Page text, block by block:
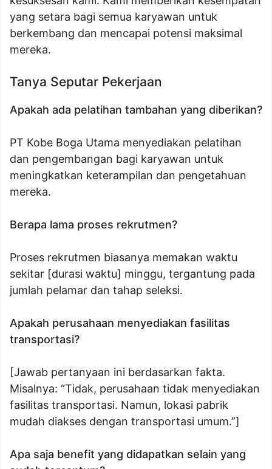
yang setara bagi semua karyawan untuk
berkembang dan mencapai potensi maksimal
mereka.
Tanya Seputar Pekerjaan
Apakah ada pelatihan tambahan yang diberikan?
PT Kobe Boga Utama menyediakan pelatihan
dan pengembangan bagi karyawan untuk
meningkatkan keterampilan dan pengetahuan
mereka.
Berapa lama proses rekrutmen?
Proses rekrutmen biasanya memakan waktu
sekitar [durasi waktu] minggu, tergantung pada
jumlah pelamar dan tahap seleksi.
Apakah perusahaan menyediakan fasilitas
transportasi?
[Jawab pertanyaan ini berdasarkan fakta.
Misalnya: “Tidak, perusahaan tidak menyediakan
fasilitas transportasi. Namun, lokasi pabrik
mudah diakses dengan transportasi umum.”]
Apa saja benefit yang didapatkan selain yang